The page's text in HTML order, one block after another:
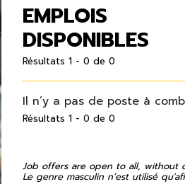
EMPLOIS
DISPONIBLES
Résultats 1 - 0 de 0
Il n’y a pas de poste à
Résultats 1 - 0 de 0
Job offers are open to all, without
Le genre masculin n’est utilisé